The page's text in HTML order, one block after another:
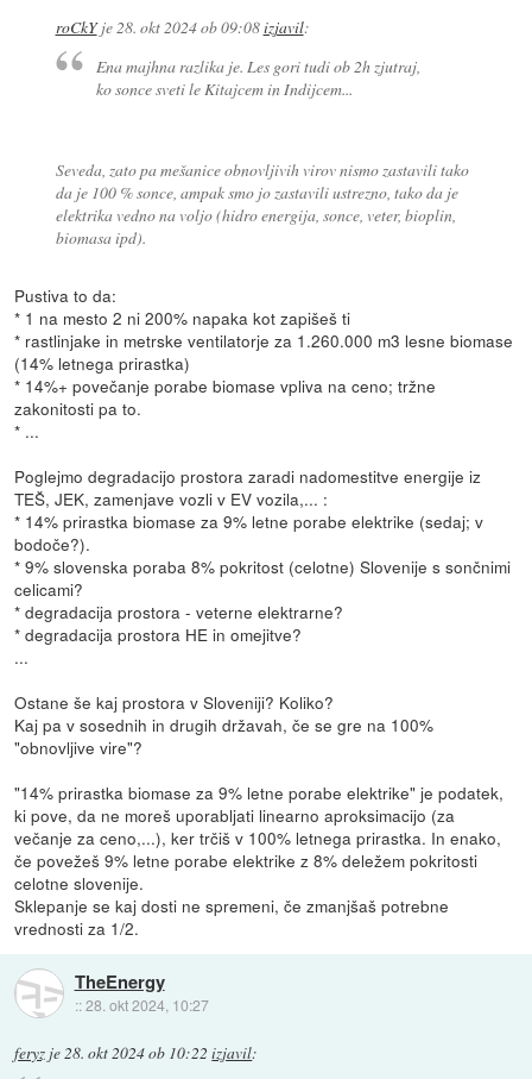
roCkYje28. okt 2024 ob 09:08izjavil:
Ena majhna razlika je. Les gori tudi ob 2h zjutraj,
ko sonce sveti le Kitajcem in Indijcem...
Seveda, zato pa mešanice obnovljivih virov nismo zastavili tako
da je 100 % sonce, ampak smo jo zastavili ustrezno, tako da je
elektrika vedno na voljo (hidro energija, sonce, veter, bioplin,
biomasa ipd).
Pustiva to da:
* 1 na mesto 2 ni 200% napaka kot zapišeš ti
* rastlinjake in metrske ventilatorje za 1.260.000 m3 lesne biomase
(14% letnega prirastka)
* 14%+ povečanje porabe biomase vpliva na ceno; tržne
zakonitosti pa to.
* ...
Poglejmo degradacijo prostora zaradi nadomestitve energije iz
TEŠ, JEK, zamenjave vozli v EV vozila,... :
* 14% prirastka biomase za 9% letne porabe elektrike (sedaj; v
bodoče?).
* 9% slovenska poraba 8% pokritost (celotne) Slovenije s sončnimi
celicami?
* degradacija prostora - veterne elektrarne?
* degradacija prostora HE in omejitve?
...
Ostane še kaj prostora v Sloveniji? Koliko?
Kaj pa v sosednih in drugih državah, če se gre na 100%
"obnovljive vire"?
"14% prirastka biomase za 9% letne porabe elektrike" je podatek,
ki pove, da ne moreš uporabljati linearno aproksimacijo (za
večanje za ceno,...), ker trčiš v 100% letnega prirastka. In enako,
če povežeš 9% letne porabe elektrike z 8% deležem pokritosti
celotne slovenije.
Sklepanje se kaj dosti ne spremeni, če zmanjšaš potrebne
vrednosti za 1/2.
TheEnergy
::28. okt 2024, 10:27
feryz je28. okt 2024 ob 10:22 izjavil: